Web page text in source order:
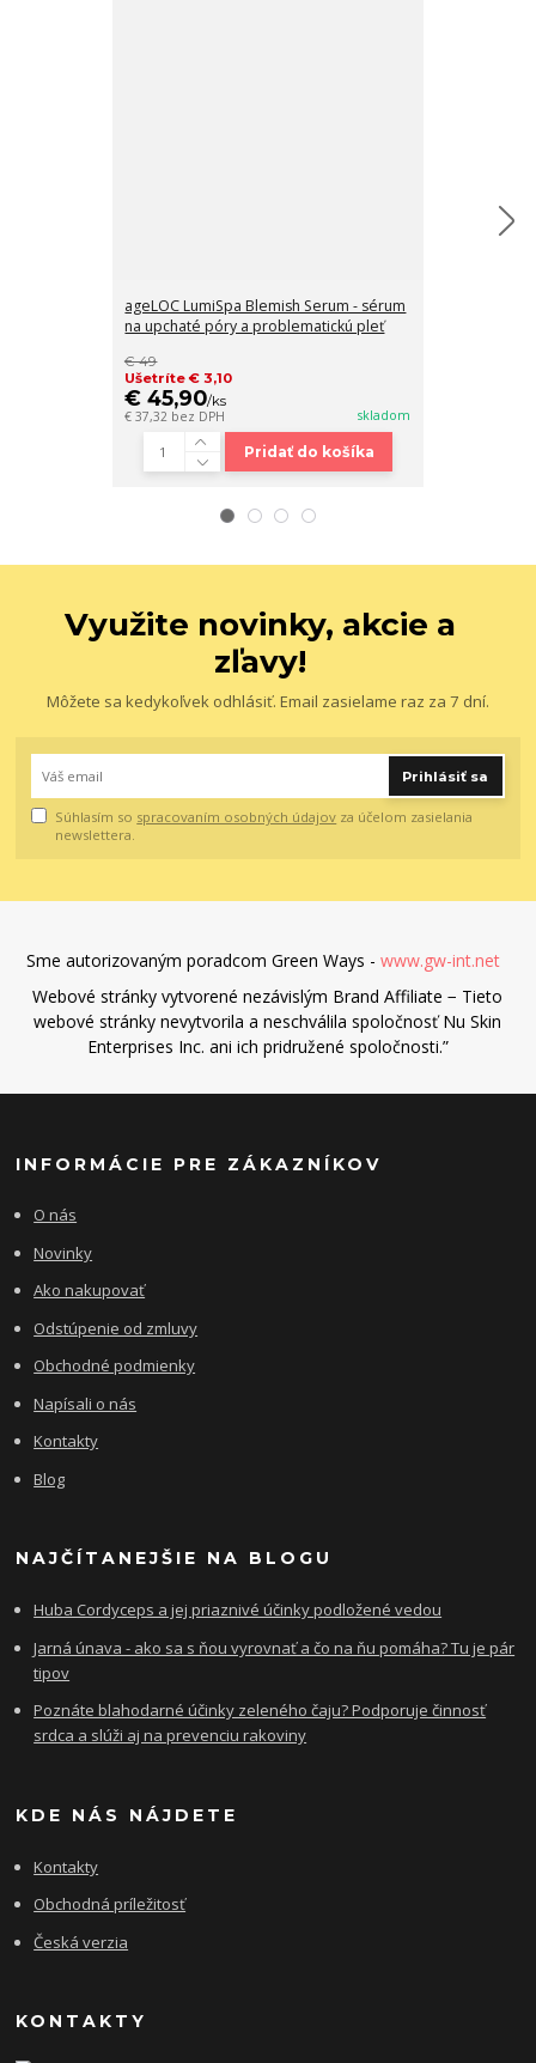
ageLOC LumiSpa Blemish Serum - sérum
na upchaté póry a problematickú pleť
€ 49
Ušetríte € 3,10
€ 45,90/ks
€ 37,32 bez DPH skladom
Pridať do košíka
Využite novinky, akcie a
zľavy!
Môžete sa kedykoľvek odhlásiť. Email zasielame raz za 7 dní.
Prihlásiť sa
Súhlasím so spracovaním osobných údajov za účelom zasielania
newslettera.
Sme autorizovaným poradcom Green Ways - www.gw-int.net
Webové stránky vytvorené nezávislým Brand Affiliate − Tieto
webové stránky nevytvorila a neschválila spoločnosť Nu Skin
Enterprises Inc. ani ich pridružené spoločnosti.”
INFORMÁCIE PRE ZÁKAZNÍKOV
O nás
Novinky
Ako nakupovať
Odstúpenie od zmluvy
Obchodné podmienky
Napísali o nás
Kontakty
Blog
NAJČÍTANEJŠIE NA BLOGU
Huba Cordyceps a jej priaznivé účinky podložené vedou
Jarná únava - ako sa s ňou vyrovnať a čo na ňu pomáha? Tu je pár
tipov
Poznáte blahodarné účinky zeleného čaju? Podporuje činnosť
srdca a slúži aj na prevenciu rakoviny
KDE NÁS NÁJDETE
Kontakty
Obchodná príležitosť
Česká verzia
KONTAKTY